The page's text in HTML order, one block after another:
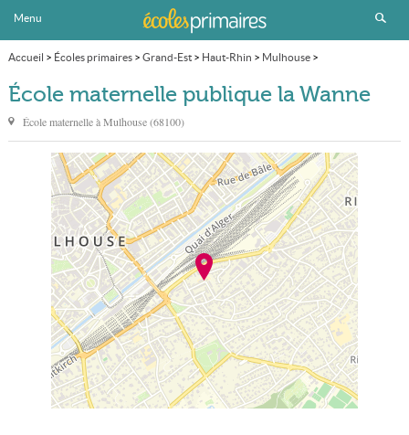
Menu
Accueil > Écoles primaires> Grand-Est> Haut-Rhin > Mulhouse>
École maternelle publique la Wanne
École maternelle publique la Wanne
École maternelle àMulhouse(68100)